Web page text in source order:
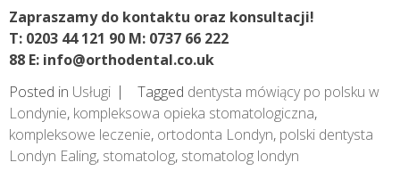
Zapraszamy do kontaktu oraz konsultacji!
T: 0203 44 121 90 M: 0737 66 222
88 E: info@orthodental.co.uk
Posted in Usługi Tagged dentysta mówiący po polsku w
Londynie, kompleksowa opieka stomatologiczna,
kompleksowe leczenie, ortodonta Londyn, polski dentysta
Londyn Ealing, stomatolog, stomatolog londyn